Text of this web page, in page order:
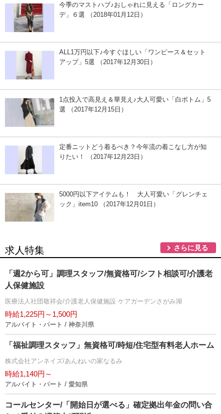
今季のマストハブ♪おしゃれに見える「ロングカー
デ」６選 （2018年01月12日）
ALL1万円以下♪今すぐほしい「ワンピース＆セット
アップ」5選 （2017年12月30日）
1点投入で高見え＆華見え♪大人可愛い「白ボトム」5
選 （2017年12月15日）
定番ニットどう着るべき？今年流の着こなし方が知
りたい！ （2017年12月23日）
5000円以下アイテムも！ 大人可愛い「グレンチェ
ック」item10 （2017年12月01日）
求人特集 さらに見る
「週2から可」調理スタッフ/無資格可/シフト相談可/介護老
人保健施設
医療法人社団敬祥会/介護老人保健施設 ケアガーデンさがみ湖
時給1,225円～1,500円
アルバイト・パート / 神奈川県
「福祉調理スタッフ」無資格可/時短/住宅型有料老人ホーム
株式会社アンネイズ/あんねいの家なるみ
時給1,140円～
アルバイト・パート / 愛知県
コールセンター/「開始日が選べる」確定拠出年金の問い合